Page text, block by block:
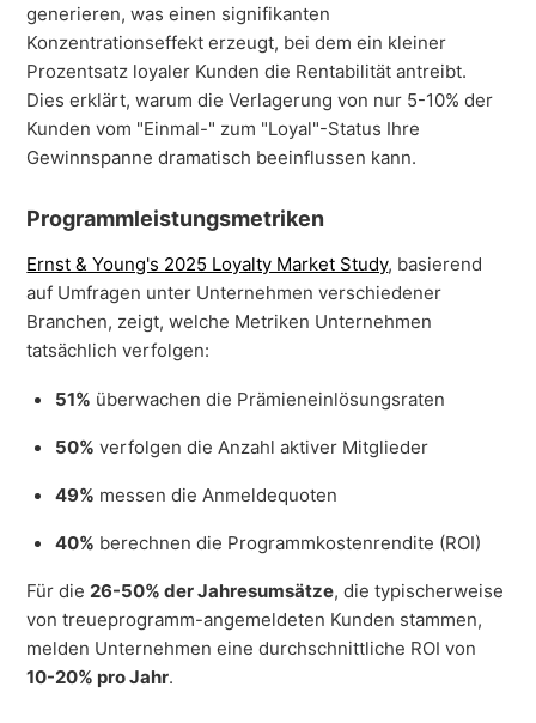
generieren, was einen signifikanten
Konzentrationseffekt erzeugt, bei dem ein kleiner
Prozentsatz loyaler Kunden die Rentabilität antreibt.
Dies erklärt, warum die Verlagerung von nur 5-10% der
Kunden vom "Einmal-" zum "Loyal"-Status Ihre
Gewinnspanne dramatisch beeinflussen kann.
Programmleistungsmetriken
Ernst & Young's 2025 Loyalty Market Study, basierend
auf Umfragen unter Unternehmen verschiedener
Branchen, zeigt, welche Metriken Unternehmen
tatsächlich verfolgen:
51% überwachen die Prämieneinlösungsraten
50% verfolgen die Anzahl aktiver Mitglieder
49% messen die Anmeldequoten
40% berechnen die Programmkostenrendite (ROI)
Für die26-50% der Jahresumsätze, die typischerweise
von treueprogramm-angemeldeten Kunden stammen,
melden Unternehmen eine durchschnittliche ROI von
10-20% pro Jahr.